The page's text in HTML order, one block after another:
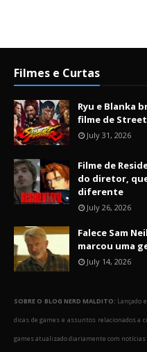
Filmes e Curtas
Ryu e Blanka
filme de
July 31, 2026
Filme de
do diretor,
diferente
July 26, 2026
Falece Sam
marcou uma
July 14, 2026
SOBRE O BLOG NERD MALDITO: Lançado
dicas de games e assuntos relacionados a
games atualizado diariamente com